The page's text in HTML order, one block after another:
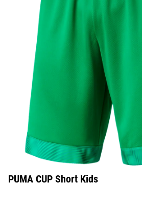
PUMA CUP Short Kids